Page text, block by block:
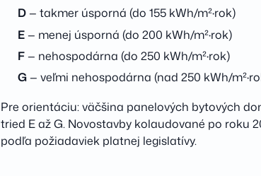
D— takmer úsporná (do 155 kWh/m²·rok)
E— menej úsporná (do 200 kWh/m²·rok)
F— nehospodárna (do 250 kWh/m²·rok)
G— veľmi nehospodárna (nad 250 kWh/
Pre orientáciu: väčšina panelových bytových
tried E až G. Novostavby kolaudované po roku
podľa požiadaviek platnej legislatívy.